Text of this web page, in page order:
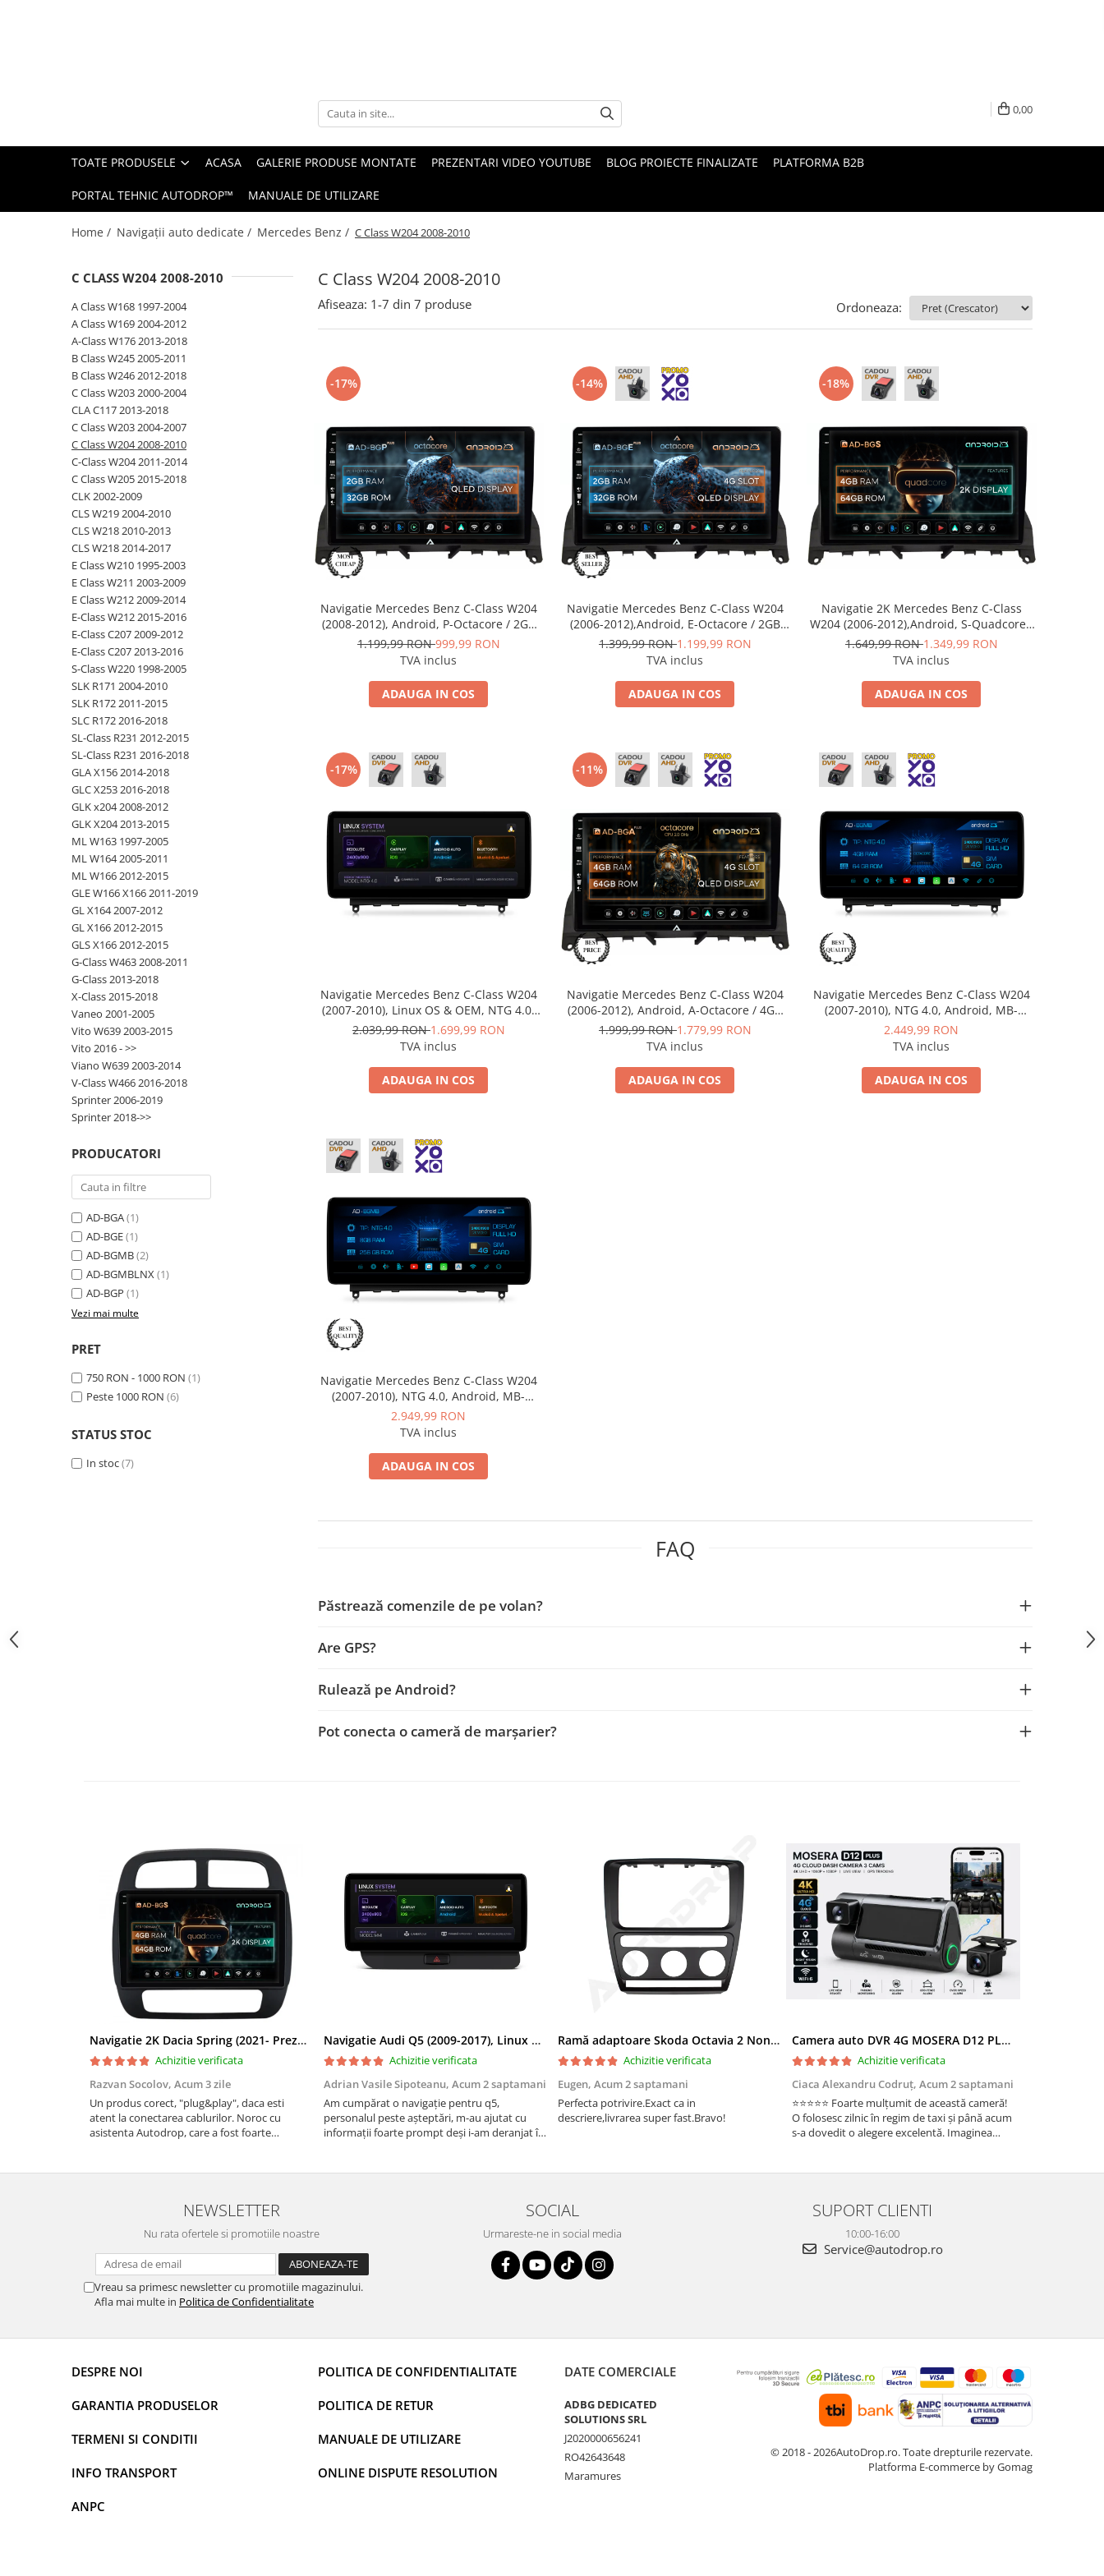
Mercedes Benz
Land Rover
Navigații auto universale
Rame adaptoare Audi
Rame adaptoare BMW
Rame adaptoare Seat
Rame adaptoare Renault
Rame adaptoare Volvo
Rame Adaptoare Porsche
Rame adaptoare Daihatsu
Rame adaptoare Mazda
Rame adaptoare Kia
Rame adaptoare Alfa Romeo
Rame adaptoare Nissan
Rame adaptoare Fiat
0,00
TOATE PRODUSELE ACASA GALERIE PRODUSE MONTATE PREZENTARI VIDEO YOUTUBE BLOG PROIECTE FINALIZATE PLATFORMA B2B
PORTAL TEHNIC AUTODROP™ MANUALE DE UTILIZARE
Home / Navigații auto dedicate / Mercedes Benz / C Class W204 2008-2010
C Class W204 2008-2010
C CLASS W204 2008-2010
A Class W168 1997-2004
A Class W169 2004-2012
A-Class W176 2013-2018
B Class W245 2005-2011
B Class W246 2012-2018
C Class W203 2000-2004
CLA C117 2013-2018
C Class W203 2004-2007
C Class W204 2008-2010
C-Class W204 2011-2014
C Class W205 2015-2018
CLK 2002-2009
CLS W219 2004-2010
CLS W218 2010-2013
CLS W218 2014-2017
E Class W210 1995-2003
E Class W211 2003-2009
E Class W212 2009-2014
E-Class W212 2015-2016
E-Class C207 2009-2012
E-Class C207 2013-2016
S-Class W220 1998-2005
SLK R171 2004-2010
SLK R172 2011-2015
SLC R172 2016-2018
SL-Class R231 2012-2015
SL-Class R231 2016-2018
GLA X156 2014-2018
GLC X253 2016-2018
GLK x204 2008-2012
GLK X204 2013-2015
ML W163 1997-2005
ML W164 2005-2011
ML W166 2012-2015
GLE W166 X166 2011-2019
GL X164 2007-2012
GL X166 2012-2015
GLS X166 2012-2015
G-Class W463 2008-2011
G-Class 2013-2018
X-Class 2015-2018
Vaneo 2001-2005
Vito W639 2003-2015
Vito 2016 - >>
Viano W639 2003-2014
V-Class W466 2016-2018
Sprinter 2006-2019
Sprinter 2018->>
PRODUCATORI
AD-BGA(1)
AD-BGE(1)
AD-BGMB(2)
AD-BGMBLNX(1)
AD-BGP (1)
Vezi mai multe
PRET
750 RON - 1000 RON (1)
Peste 1000 RON (6)
STATUS STOC
In stoc(7)
Afiseaza: 1-7 din 7 produse Ordoneaza:
-17%
Navigatie Mercedes Benz C-Class W204
(2008-2012), Android, P-Octacore / 2GB
RAM + 32GB ROM, 9 Inch - AD-
BGP9002+AD-BGRKIT419
1.199,99 RON999,99 RON
TVA inclus
ADAUGA IN COS
-14%
Navigatie Mercedes Benz C-Class W204
(2006-2012),Android, E-Octacore / 2GB
RAM + 32GB ROM, 9 Inch - AD-
BGE9002+AD-BGRKIT419
1.399,99 RON1.199,99 RON
TVA inclus
ADAUGA IN COS
-18%
Navigatie 2K Mercedes Benz C-Class
W204 (2006-2012),Android, S-Quadcore /
4GB RAM + 64GB ROM, 9.5 Inch - AD-
BGS90042K+AD-BGRKIT419
1.649,99 RON1.349,99 RON
TVA inclus
ADAUGA IN COS
-17%
Navigatie Mercedes Benz C-Class W204
(2007-2010), Linux OS & OEM, NTG 4.0,
CarPlay & Android Auto Wireless,
MirrorLink, Camera AHD, 12.3 Inch - AD-
2.039,99 RON1.699,99 RON
TVA inclus
ADAUGA IN COS
-11%
Navigatie Mercedes Benz C-Class W204
(2006-2012), Android, A-Octacore / 4GB
RAM + 64GB ROM, 9 Inch - AD-
BGA9004+AD-BGRKIT419
1.999,99 RON1.779,99 RON
TVA inclus
ADAUGA IN COS
Navigatie Mercedes Benz C-Class W204
(2007-2010), NTG 4.0, Android, MB-
Octacore, 4GB RAM + 64GB ROM, 12.3
Inch - AD-BGMB1200440+AD-
2.449,99 RON
TVA inclus
ADAUGA IN COS
Navigatie Mercedes Benz C-Class W204
(2007-2010), NTG 4.0, Android, MB-
Octacore, 8GB RAM + 256GB ROM, 12.3
Inch - AD-BGMB1200840+AD-
2.949,99 RON
TVA inclus
ADAUGA IN COS
FAQ
Păstrează comenzile de pe volan?
Are GPS?
Rulează pe Android?
Pot conecta o cameră de marșarier?
Navigatie 2K Dacia Spring (2021- Prezent), Android, S-Quadcore / 4GB RAM + 64GB ROM, 9.5 Inch - AD-BGS90042K+AD-BGRKIT366V4s
Achizitie verificata
Razvan Socolov, Acum 3 zile
Un produs corect, "plug&play", daca esti
atent la conectarea cablurilor. Noroc cu
asistenta Autodrop, care a fost foarte
conectat cablul de video de la camera OE...
Navigatie Audi Q5 (2009-2017), Linux OS & OEM, MMI 3G, CarPlay & Android Auto Wireless, MirrorLink, Camera AHD, 12.3 Inch - AD-BGAALNXH+AD-BGRKITQ5002
Achizitie verificata
Adrian Vasile Sipoteanu, Acum 2 saptamani
Am cumpărat o navigație pentru q5,
personalul peste așteptări, m-au ajutat cu
informații foarte prompt deși i-am deranjat în
revin la ei și pentru vi...
Ramă adaptoare Skoda Octavia 2 Non-Facelift (Auto A/C) 2004-2009 - fațetă 213×133 (RNS 510 / RCD 330), montaj dedicat
Achizitie verificata
Eugen, Acum 2 saptamani
Perfecta potrivire.Exact ca in
descriere,livrarea super fast.Bravo!
Camera auto DVR 4G MOSERA D12 PLUS, 3 camere, 4K UHD + Full HD + Full HD, Sony IMX415, GPS Tracking, WiFi 6, Night Vision IR, Cloud Live View, monitorizare parcare, aplicatie mobil + PC
Achizitie verificata
Ciaca Alexandru Codruț, Acum 2 saptamani
⭐⭐⭐⭐⭐ Foarte mulțumit de această cameră!
O folosesc zilnic în regim de taxi și până acum
s-a dovedit o alegere excelentă. Imaginea
ma...
Fun...
NEWSLETTER
Nu rata ofertele si promotiile noastre
Vreau sa primesc newsletter cu promotiile magazinului.
Afla mai multe in Politica de Confidentialitate
SOCIAL
Urmareste-ne in social media
SUPORT CLIENTI
10:00-16:00
Service@autodrop.ro
DESPRE NOI
GARANTIA PRODUSELOR
TERMENI SI CONDITII
INFO TRANSPORT
ANPC
POLITICA DE CONFIDENTIALITATE
POLITICA DE RETUR
MANUALE DE UTILIZARE
ONLINE DISPUTE RESOLUTION
DATE COMERCIALE
ADBG DEDICATED
SOLUTIONS SRL
J2020000656241
RO42643648
Maramures
© 2018 - 2026AutoDrop.ro. Toate drepturile rezervate.
Platforma E-commerce by Gomag